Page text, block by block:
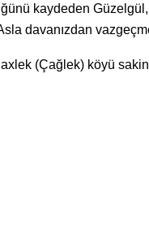
kaydeden
davanızdan
(Çağlek) köyü